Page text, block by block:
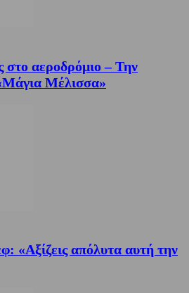
αεροδρόμιο – Την
Μέλισσα»
«Αξίζεις απόλυτα αυτή την